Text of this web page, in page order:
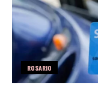
ROSARIO